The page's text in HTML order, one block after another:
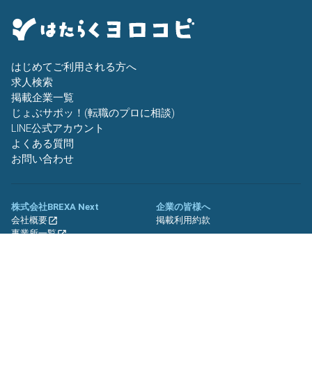
はじめてご利用される方へ
求人検索
掲載企業一覧
じょぶサポッ！(転職のプロに相談)
LINE公式アカウント
よくある質問
お問い合わせ
株式会社BREXA Next
会社概要
事業所一覧
企業の皆様へ
掲載利用約款